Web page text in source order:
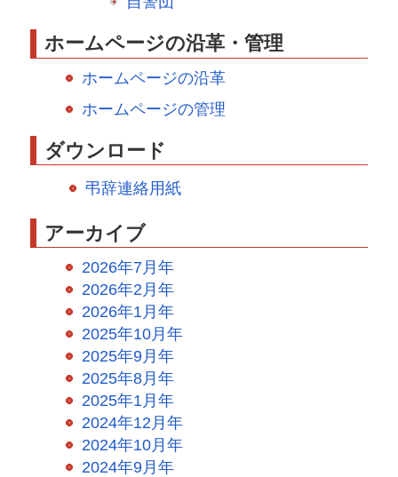
ホームページの沿革・管理
ホームページの沿革
ホームページの管理
ダウンロード
弔辞連絡用紙
アーカイブ
2026年7月年
2026年2月年
2026年1月年
2025年10月年
2025年9月年
2025年8月年
2025年1月年
2024年12月年
2024年10月年
2024年9月年